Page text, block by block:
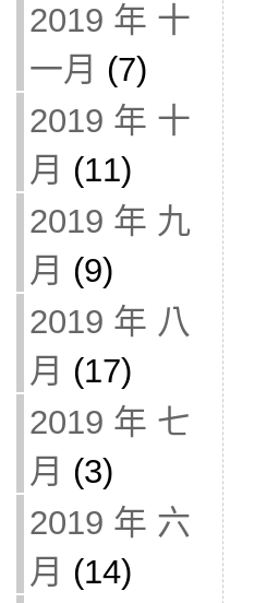
2019 年 十
一月 (7)
2019 年 十
月 (11)
2019 年 九
月 (9)
2019 年 八
月 (17)
2019 年 七
月 (3)
2019 年 六
月 (14)